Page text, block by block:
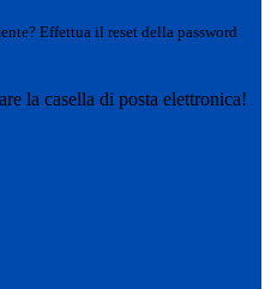
Effettua il reset della password
la casella di posta elettronica!